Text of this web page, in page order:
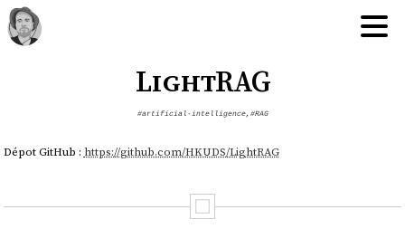
LightRAG
#artificial-intelligence, #RAG
Dépot GitHub : https://github.com/HKUDS/LightRAG